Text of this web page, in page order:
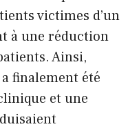
victimes d’un
à une réduction
Ainsi,
finalement été
et une